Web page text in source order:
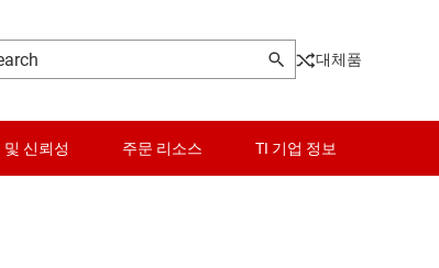
대체품
및 신뢰성 주문 리소스 TI 기업 정보